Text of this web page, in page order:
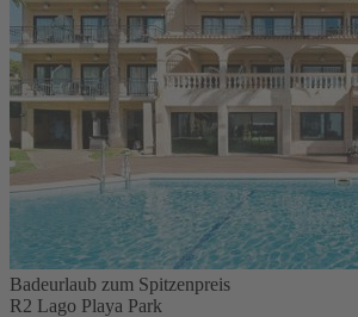
Badeurlaub zum Spitzenpreis
R2 Lago Playa Park